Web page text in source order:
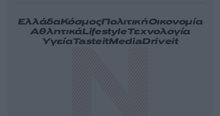
ΕλλάδαΚόσμοςΠολιτικήΟικονομία
ΑθλητικάLifestyleΤεχνολογία
ΥγείαTasteitMediaDriveit